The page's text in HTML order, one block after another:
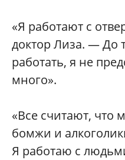
«Я работают с
доктор Лиза. — До
работать, я не
много».
«Все считают, что
бомжи и
Я работаю с